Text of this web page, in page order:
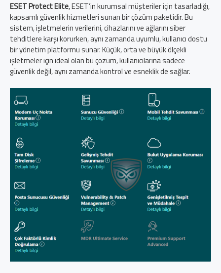
ESET Protect Elite, ESET’in kurumsal müşteriler için tasarladığı,
kapsamlı güvenlik hizmetleri sunan bir çözüm paketidir. Bu
sistem, işletmelerin verilerini, cihazlarını ve ağlarını siber
tehditlere karşı korurken, aynı zamanda uyumlu, kullanıcı dostu
bir yönetim platformu sunar. Küçük, orta ve büyük ölçekli
işletmeler için ideal olan bu çözüm, kullanıcılarına sadece
güvenlik değil, aynı zamanda kontrol ve esneklik de sağlar.